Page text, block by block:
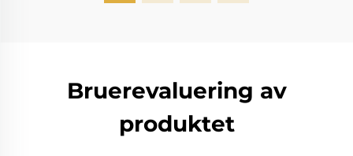
Bruerevaluering av
produktet